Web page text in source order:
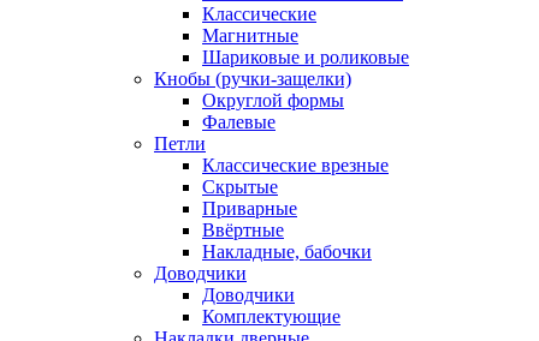
Классические
Магнитные
Шариковые и роликовые
Кнобы (ручки-защелки)
Округлой формы
Фалевые
Петли
Классические врезные
Скрытые
Приварные
Ввёртные
Накладные, бабочки
Доводчики
Доводчики
Комплектующие